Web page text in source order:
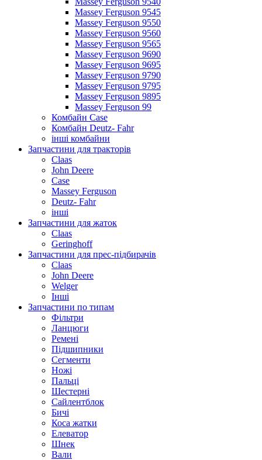
Massey Ferguson 9545
Massey Ferguson 9550
Massey Ferguson 9560
Massey Ferguson 9565
Massey Ferguson 9690
Massey Ferguson 9695
Massey Ferguson 9790
Massey Ferguson 9795
Massey Ferguson 9895
Massey Ferguson 99
Комбайн Case
Комбайн Deutz- Fahr
інші комбайни
Запчастини для тракторів
Claas
John Deere
Case
Massey Ferguson
Deutz- Fahr
інші
Запчастини для жаток
Claas
Geringhoff
Запчастини для прес-підбирачів
Claas
John Deere
Welger
Інші
Запчастини по типам
Фільтри
Ланцюги
Ремені
Підшипники
Сегменти
Ножі
Пальці
Шестерні
Сайлентблок
Бичі
Коса жатки
Елеватор
Шнек
Вали